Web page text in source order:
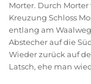
Morter. Durch
Kreuzung Schloss
entlang am
Abstecher auf die
Wieder zurück auf
Latsch, ehe man